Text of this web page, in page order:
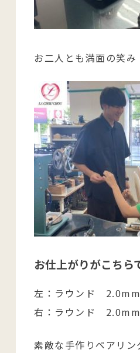
お二人とも満面の笑み
お仕上がりがこちら
左：ラウンド
右：ラウンド
素敵な手作りペアリン